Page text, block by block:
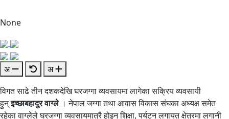
None
अ
अ
विगत साढे तीन दशकदेखि घरजग्गा व्यवसायमा लागेका सक्रिय व्यवसायी
हुन्इच्छाबहादुर वाग्ले। नेपाल जग्गा तथा आवास विकास संघका अध्यक्ष समेत
रहेका वाग्लेले घरजग्गा व्यवसायमात्रै होइन शिक्षा, पर्यटन लगायत क्षेत्रमा लगानी